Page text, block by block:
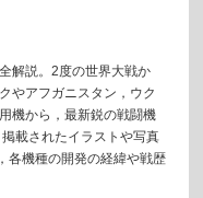
解説。2度の世界大戦か
やアフガニスタン，ウク
機から，最新鋭の戦闘機
載されたイラストや写真
各機種の開発の経緯や戦歴